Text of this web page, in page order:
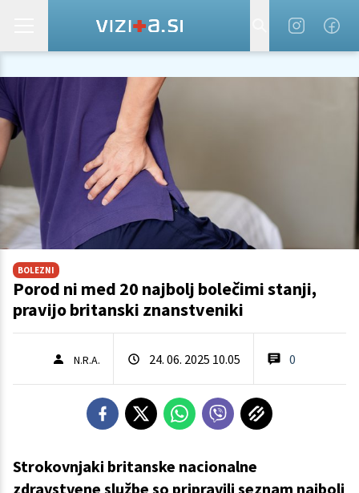
BOLEZNI
Porod ni med 20 najbolj bolečimi stanji,
pravijo britanski znanstveniki
N.R.A. 24. 06. 2025 10.05 0
Strokovnjaki britanske nacionalne
zdravstvene službe so pripravili seznam najbolj